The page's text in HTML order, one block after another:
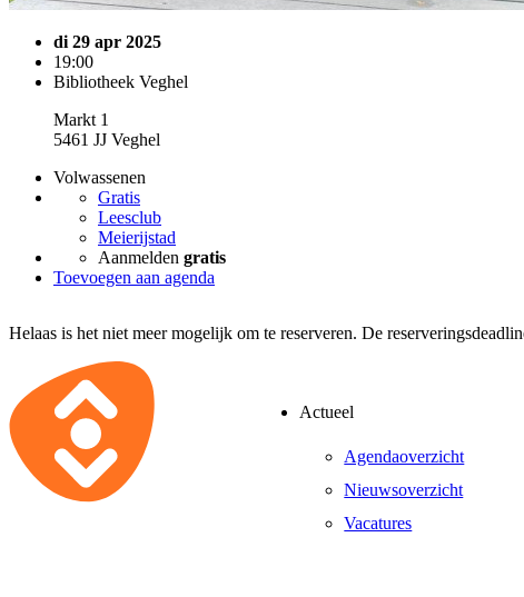
di 29 apr 2025
19:00
Bibliotheek Veghel
Markt 1
5461 JJ Veghel
Volwassenen
Gratis
Leesclub
Meierijstad
Aanmelden gratis
Toevoegen aan agenda
Helaas is het niet meer mogelijk om te reserveren. De
Actueel
Agendaoverzicht
Nieuwsoverzicht
Vacatures